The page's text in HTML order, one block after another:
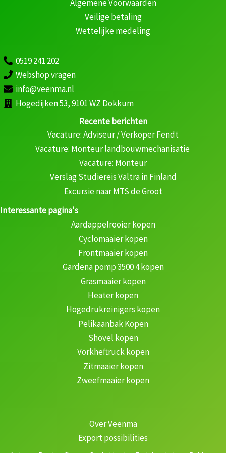
Algemene Voorwaarden
Veilige betaling
Wettelijke medeling
0519 241 202
Webshop vragen
info@veenma.nl
Hogedijken 53, 9101 WZ Dokkum
Recente berichten
Vacature: Adviseur / Verkoper Fendt
Vacature: Monteur landbouwmechanisatie
Vacature: Monteur
Verslag Studiereis Valtra in Finland
Excursie naar MTS de Groot
Interessante pagina's
Aardappelrooier kopen
Cyclomaaier kopen
Frontmaaier kopen
Gardena pomp 3500 4 kopen
Grasmaaier kopen
Heater kopen
Hogedrukreinigers kopen
Pelikaanbak Kopen
Shovel kopen
Vorkheftruck kopen
Zitmaaier kopen
Zweefmaaier kopen
Over Veenma
Export possibilities